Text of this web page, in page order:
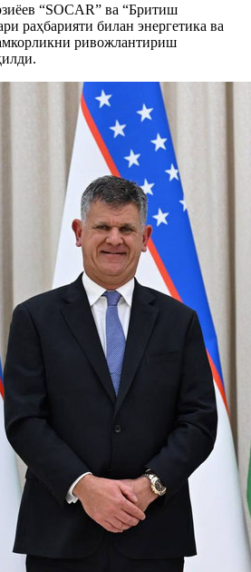
“SOCAR” ва “Бритиш
раҳбарияти билан энергетика ва
ривожлантириш